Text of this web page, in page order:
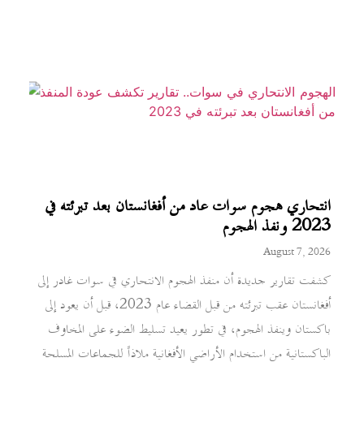
انتحاري هجوم سوات عاد من أفغانستان بعد تبرئته في
2023 ونفذ الهجوم
August 7, 2026
كشفت تقارير جديدة أن منفذ الهجوم الانتحاري في سوات غادر إلى
أفغانستان عقب تبرئته من قبل القضاء عام 2023، قبل أن يعود إلى
باكستان وينفذ الهجوم، في تطور يعيد تسليط الضوء على المخاوف
الباكستانية من استخدام الأراضي الأفغانية ملاذاً للجماعات المسلحة